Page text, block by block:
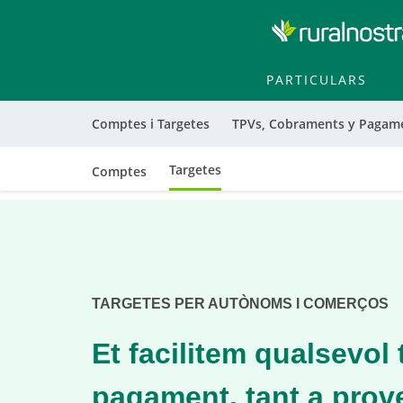
PARTICULARS
Comptes i Targetes
Comptes Targetes
TPVs, Cobraments y
TARGETES PER AUTÒNOMS I COMERÇOS
Et facilitem qualsevol